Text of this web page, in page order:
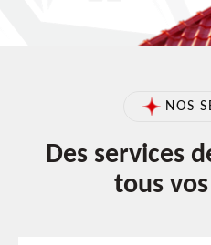
NOS
Des services
tous